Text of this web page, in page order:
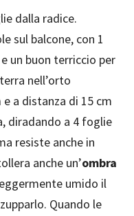
dalla radice.
sul balcone, con 1
un buon terriccio per
nell’orto
a distanza di 15 cm
diradando a 4 foglie
resiste anche in
anche un’ombra
umido il
Quando le